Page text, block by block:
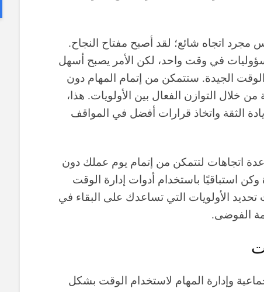
اتجاه شائع؛ لقد أصبح مفتاح النجاح.
في وقت واحد، لكن الأمر يصبح أسهل
الجيدة. ستتمكن من إتمام المهام دون
من خلال التوازن الفعال بين الأولويات. هذا،
الثقة واتخاذ قرارات أفضل في المواقف
اتجاهات لتتمكن من إتمام يوم عملك دون
استباقيًا باستخدام أدوات إدارة الوقت
تحديد الأولويات التي تساعدك على البقاء في
الفوضى.
وإدارة المهام لاستخدام الوقت بشكل